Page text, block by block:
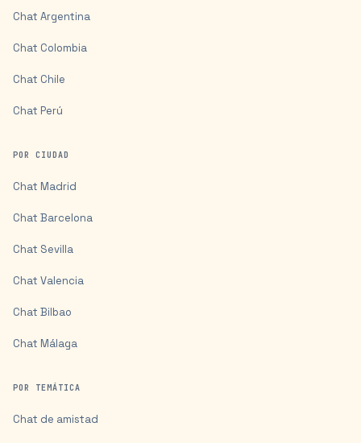
Chat Argentina
Chat Colombia
Chat Chile
Chat Perú
POR CIUDAD
Chat Madrid
Chat Barcelona
Chat Sevilla
Chat Valencia
Chat Bilbao
Chat Málaga
POR TEMÁTICA
Chat de amistad